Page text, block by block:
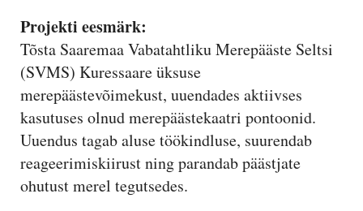
Projekti eesmärk:
Tõsta Saaremaa Vabatahtliku Merepääste Seltsi
(SVMS) Kuressaare üksuse
merepäästevõimekust, uuendades aktiivses
kasutuses olnud merepäästekaatri pontoonid.
Uuendus tagab aluse töökindluse, suurendab
reageerimiskiirust ning parandab päästjate
ohutust merel tegutsedes.